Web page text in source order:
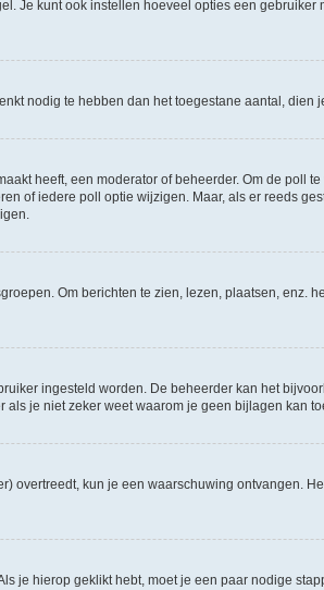
Je kunt ook instellen hoeveel opties een
nodig te hebben dan het toegestane aantal, dien
heeft, een moderator of beheerder. Om de poll
of iedere poll optie wijzigen. Maar, als er reeds
Om berichten te zien, lezen, plaatsen, enz.
ingesteld worden. De beheerder kan het
je niet zeker weet waarom je geen bijlagen kan
overtreedt, kun je een waarschuwing ontvangen.
je hierop geklikt hebt, moet je een paar nodige